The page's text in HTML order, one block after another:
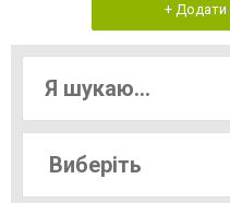
+ Додати